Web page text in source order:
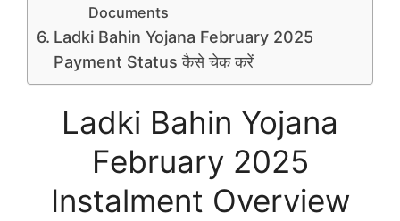
Documents
Ladki Bahin Yojana February 2025
Payment Status कैसे चेक करें
Ladki Bahin Yojana
February 2025
Instalment Overview